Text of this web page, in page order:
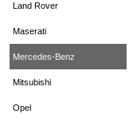
Land Rover
Maserati
Mercedes-Benz
Mitsubishi
Opel